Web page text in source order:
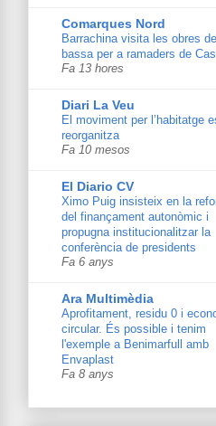
Comarques Nord
Barrachina visita les obres
bassa per a ramaders de
Fa 13 hores
Diari La Veu
El moviment per l’habitatge
reorganitza
Fa 10 mesos
El Diario CV
Ximo Puig insisteix en la
del finançament autonòmic i
propugna institucionalitzar la
conferència de presidents
Fa 6 anys
Ara Multimèdia
Aprofitament, residu 0 i
circular. És possible i tenim
l'exemple a Benimarfull amb
Envaplast
Fa 8 anys